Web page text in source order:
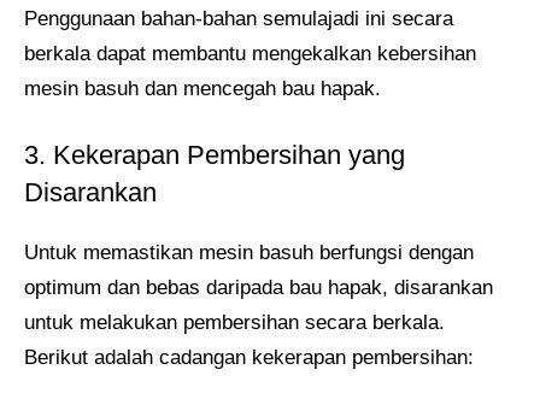
Penggunaan bahan-bahan semulajadi ini secara
berkala dapat membantu mengekalkan kebersihan
mesin basuh dan mencegah bau hapak.
3. Kekerapan Pembersihan yang
Disarankan
Untuk memastikan mesin basuh berfungsi dengan
optimum dan bebas daripada bau hapak, disarankan
untuk melakukan pembersihan secara berkala.
Berikut adalah cadangan kekerapan pembersihan: